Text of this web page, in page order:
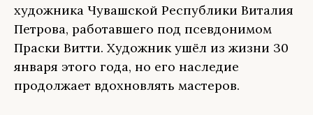
художника Чувашской Республики Виталия
Петрова, работавшего под псевдонимом
Праски Витти. Художник ушёл из жизни 30
января этого года, но его наследие
продолжает вдохновлять мастеров.